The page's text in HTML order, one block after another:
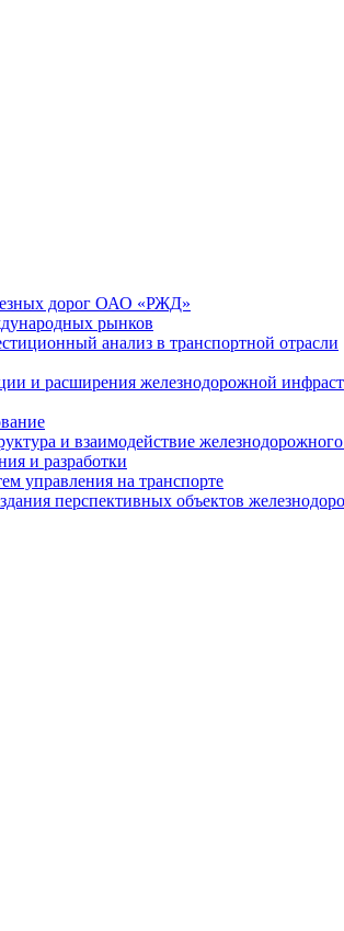
дорог ОАО «РЖД»
рынков
анализ в транспортной отрасли
и расширения железнодорожной
и взаимодействие
и разработки
управления на транспорте
перспективных объектов